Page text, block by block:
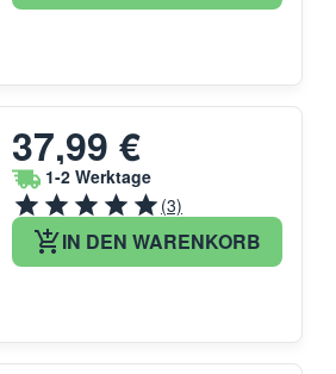
37,99 €
1-2 Werktage
(3)
IN DEN WARENKORB